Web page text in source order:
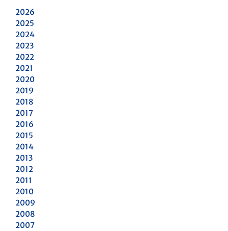
2026
2025
2024
2023
2022
2021
2020
2019
2018
2017
2016
2015
2014
2013
2012
2011
2010
2009
2008
2007